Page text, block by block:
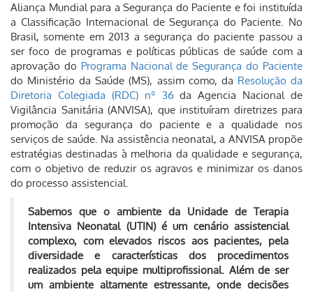
Aliança Mundial para a Segurança do Paciente e foi instituída
a Classificação Internacional de Segurança do Paciente. No
Brasil, somente em 2013 a segurança do paciente passou a
ser foco de programas e políticas públicas de saúde com a
aprovação do Programa Nacional de Segurança do Paciente
do Ministério da Saúde (MS), assim como, da Resolução da
Diretoria Colegiada (RDC) nº 36 da Agencia Nacional de
Vigilância Sanitária (ANVISA), que instituíram diretrizes para
promoção da segurança do paciente e a qualidade nos
serviços de saúde. Na assistência neonatal, a ANVISA propõe
estratégias destinadas à melhoria da qualidade e segurança,
com o objetivo de reduzir os agravos e minimizar os danos
do processo assistencial.
Sabemos que o ambiente da Unidade de Terapia
Intensiva Neonatal (UTIN) é um cenário assistencial
complexo, com elevados riscos aos pacientes, pela
diversidade e características dos procedimentos
realizados pela equipe multiprofissional. Além de ser
um ambiente altamente estressante, onde decisões